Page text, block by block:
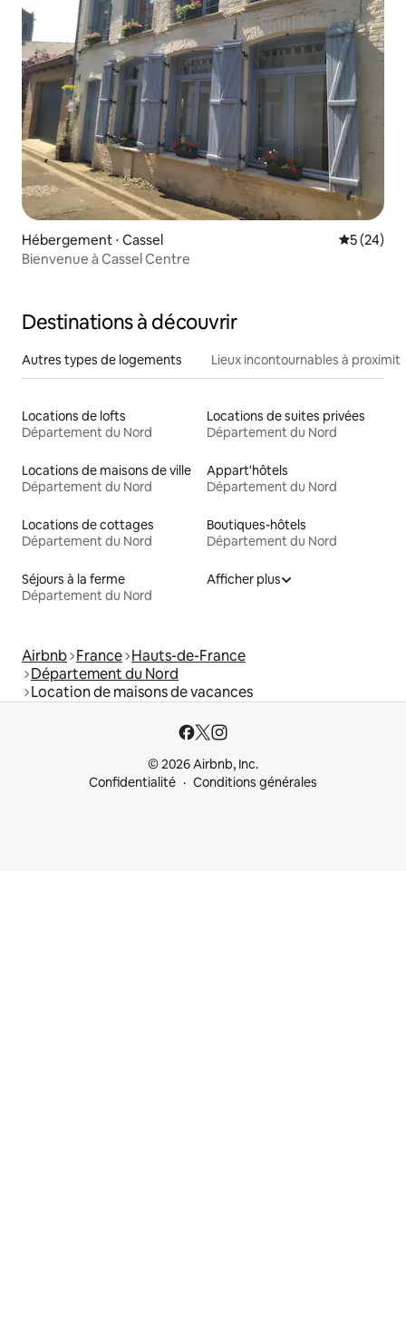
Hébergement ⋅ Cassel
5 (24)
Bienvenue à Cassel Centre
Destinations à découvrir
Autres types de logements Lieux incontournables à
Locations de lofts
Département du Nord
Locations de suites privées
Département du Nord
Locations de maisons de ville
Département du Nord
Appart'hôtels
Département du Nord
Locations de cottages
Département du Nord
Boutiques-hôtels
Département du Nord
Séjours à la ferme
Département du Nord
Afficher plus
Airbnb France Hauts-de-France
Département du Nord
Location de maisons de vacances
© 2026 Airbnb, Inc.
Confidentialité
Conditions générales